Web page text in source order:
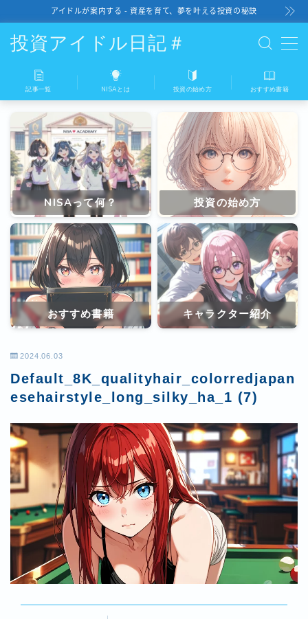
アイドルが案内する - 資産を育て、夢を叶える投資の秘訣
投資アイドル日記＃
記事一覧
NISAとは
投資の始め方
おすすめ書籍
記事一覧 NISAとは 投資の始め方 おすすめ書籍
NISAって何？ 投資の始め方
おすすめ書籍 キャラクター紹介
2024.06.03
Default_8K_qualityhair_colorredjapan
esehairstyle_long_silky_ha_1 (7)